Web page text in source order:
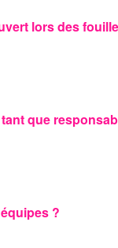
lors des
que
?